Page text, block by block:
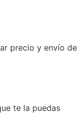
precio y envío de
te la puedas